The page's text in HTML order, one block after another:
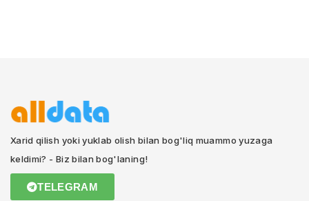
Xarid qilish yoki yuklab olish bilan bog'liq muammo yuzaga
keldimi? - Biz bilan bog'laning!
TELEGRAM